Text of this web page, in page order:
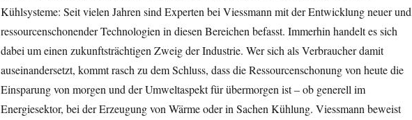
Kühlsysteme: Seit vielen Jahren sind Experten bei Viessmann mit der Entwicklung neuer und
ressourcenschonender Technologien in diesen Bereichen befasst. Immerhin handelt es sich
dabei um einen zukunftsträchtigen Zweig der Industrie. Wer sich als Verbraucher damit
auseinandersetzt, kommt rasch zu dem Schluss, dass die Ressourcenschonung von heute die
Einsparung von morgen und der Umweltaspekt für übermorgen ist – ob generell im
Energiesektor, bei der Erzeugung von Wärme oder in Sachen Kühlung. Viessmann beweist